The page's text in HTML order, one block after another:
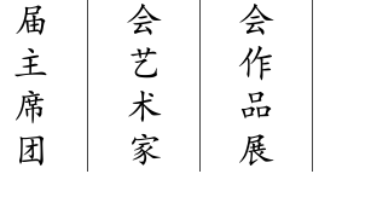
届
主
席
团
会
艺
术
家
会
作
品
展